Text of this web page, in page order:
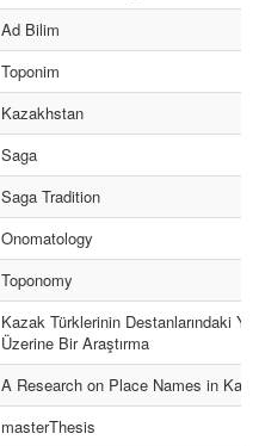
Ad Bilim
Toponim
Kazakhstan
Saga
Saga Tradition
Onomatology
Toponomy
Kazak Türklerinin Destanlarındaki
Üzerine Bir Araştırma
A Research on Place Names in
masterThesis